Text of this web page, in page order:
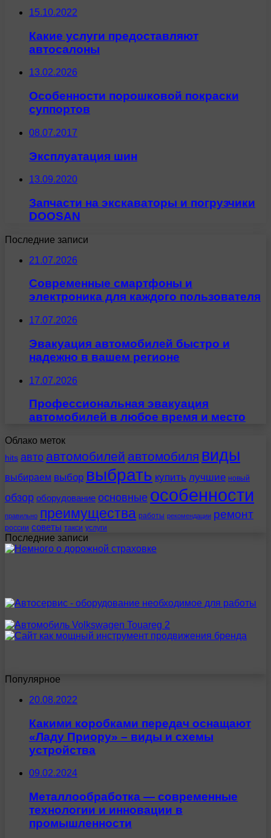
15.10.2022
Какие услуги предоставляют
автосалоны
13.02.2026
Особенности порошковой покраски
суппортов
08.07.2017
Эксплуатация шин
13.09.2020
Запчасти на экскаваторы и погрузчики
DOOSAN
Последние записи
21.07.2026
Современные смартфоны и
электроника для каждого пользователя
17.07.2026
Эвакуация автомобилей быстро и
надежно в вашем регионе
17.07.2026
Профессиональная эвакуация
автомобилей в любое время и место
Облако меток
hits авто автомобилей автомобиля виды
выбираем выбор выбрать купить лучшие новый
обзор оборудование основные особенности
правильно преимущества работы рекомендации ремонт
россии советы такси услуги
Последние записи
Популярное
20.08.2022
Какими коробками передач оснащают
«Ладу Приору» – виды и схемы
устройства
09.02.2024
Металлообработка — современные
технологии и инновации в
промышленности